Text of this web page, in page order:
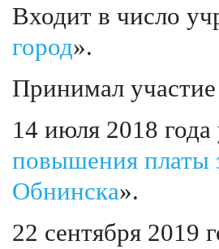
Входит в число
город».
Принимал
14 июля 2018 года
повышения
Обнинска».
22 сентября 2019